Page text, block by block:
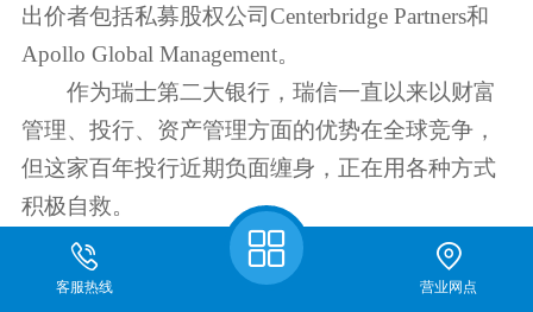
出价者包括私募股权公司Centerbridge Partners和
Apollo Global Management。
作为瑞士第二大银行，瑞信一直以来以财富
管理、投行、资产管理方面的优势在全球竞争，
但这家百年投行近期负面缠身，正在用各种方式
积极自救。
据路透报道，知情人士表示，瑞信正在与现
有投资者和新投资者进行非正式对话，讨论如何
期货开户
客服热线 营业网点